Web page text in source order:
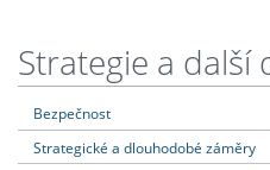
Strategie a další
Bezpečnost
Strategické a dlouhodobé záměry